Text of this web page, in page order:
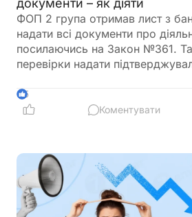
документи – як діяти
ФОП 2 група отримав лист з
надати всі документи про
посилаючись на Закон №361.
перевірки надати
готівкових коштів (в
періодично знімаються з
банку?
5
Коментувати